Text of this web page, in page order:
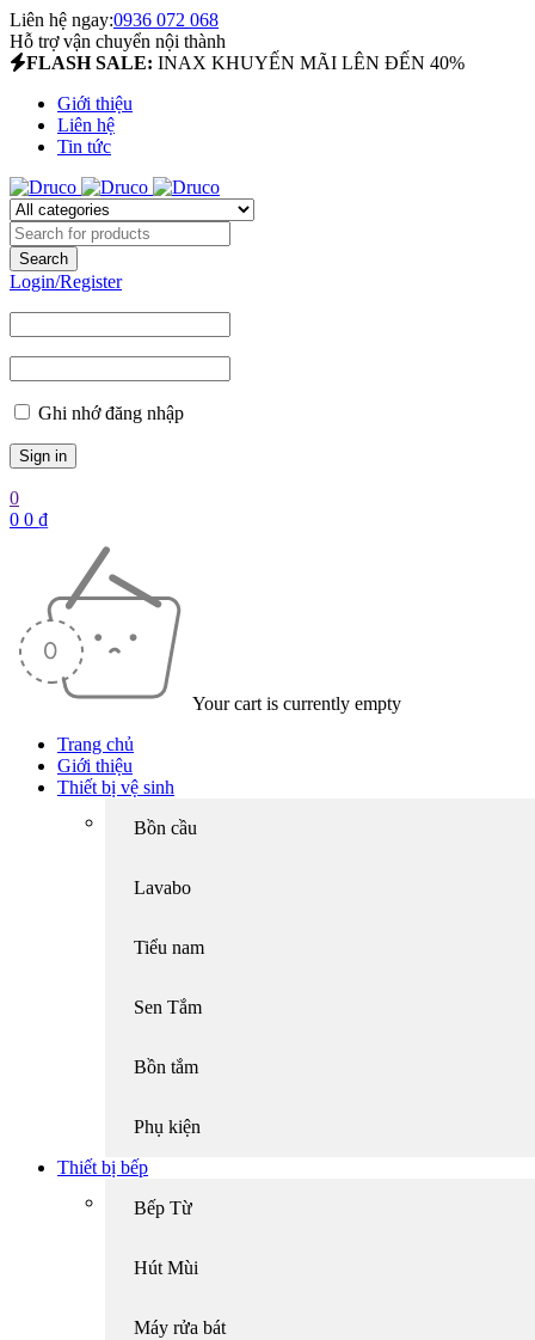
Liên hệ ngay:0936 072 068
Hỗ trợ vận chuyển nội thành
FLASH SALE: INAX KHUYẾN MÃI LÊN ĐẾN 40%
Giới thiệu
Liên hệ
Tin tức
Login/Register
Ghi nhớ đăng nhập
0
0 0 ₫
Your cart is currently empty
Trang chủ
Giới thiệu
Thiết bị vệ sinh
Bồn cầu
Lavabo
Tiểu nam
Sen Tắm
Bồn tắm
Phụ kiện
Thiết bị bếp
Bếp Từ
Hút Mùi
Máy rửa bát